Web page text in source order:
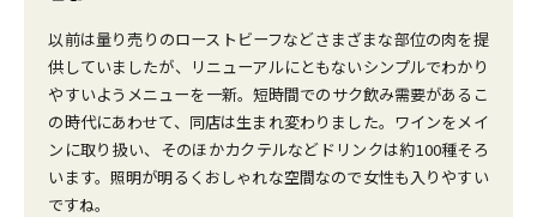
以前は量り売りのローストビーフなどさまざまな部位の肉を提
供していましたが、リニューアルにともないシンプルでわかり
やすいようメニューを一新。短時間でのサク飲み需要があるこ
の時代にあわせて、同店は生まれ変わりました。ワインをメイ
ンに取り扱い、そのほかカクテルなどドリンクは約100種そろ
います。照明が明るくおしゃれな空間なので女性も入りやすい
ですね。